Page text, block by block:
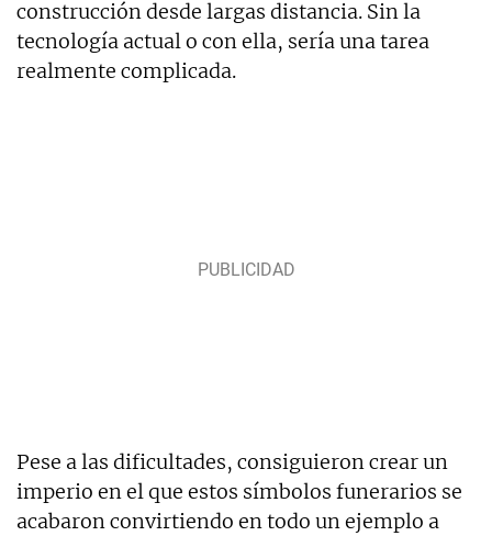
construcción desde largas distancia. Sin la
tecnología actual o con ella, sería una tarea
realmente complicada.
Pese a las dificultades, consiguieron crear un
imperio en el que estos símbolos funerarios se
acabaron convirtiendo en todo un ejemplo a